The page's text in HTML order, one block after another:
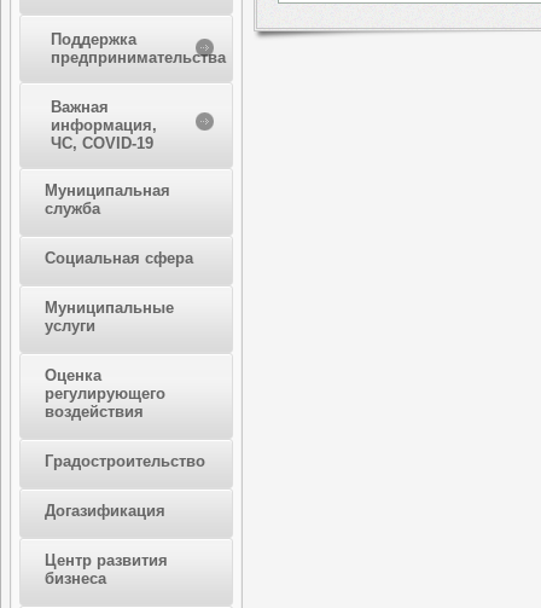
Поддержка
предпринимательства
Важная
информация,
ЧС, COVID-19
Муниципальная
служба
Социальная сфера
Муниципальные
услуги
Оценка
регулирующего
воздействия
Градостроительство
Догазификация
Центр развития
бизнеса